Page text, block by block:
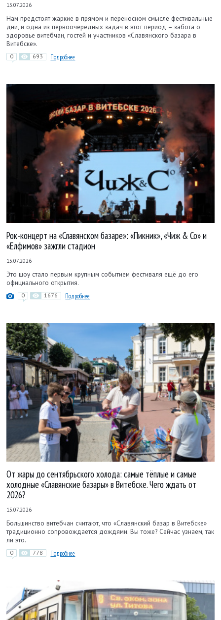
15.07.2026
Нам предстоят жаркие в прямом и переносном смысле фестивальные
дни, и одна из первоочередных задач в этот период – забота о
здоровье витебчан, гостей и участников «Славянского базара в
Витебске».
0 693 Подробнее
Рок-концерт на «Славянском базаре»: «Пикник», «Чиж & Co» и
«Елфимов» зажгли стадион
15.07.2026
Это шоу стало первым крупным событием фестиваля ещё до его
официального открытия.
0 1676 Подробнее
От жары до сентябрьского холода: самые тёплые и самые
холодные «Славянские базары» в Витебске. Чего ждать от
2026?
15.07.2026
Большинство витебчан считают, что «Славянский базар в Витебске»
традиционно сопровождается дождями. Вы тоже? Сейчас узнаем, так
ли это.
0 778 Подробнее